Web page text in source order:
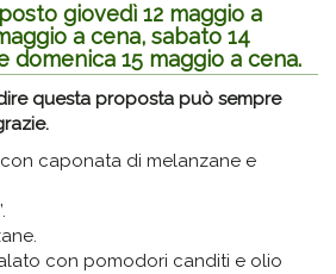
giovedì 12 maggio a
a cena, sabato 14
domenica 15 maggio a cena.
questa proposta può sempre
caponata di melanzane e
con pomodori canditi e olio